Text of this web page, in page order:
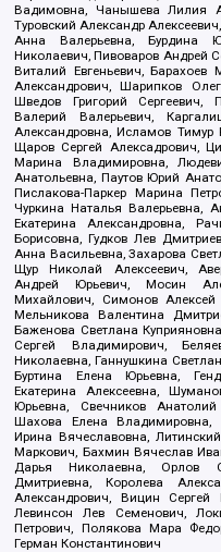
Вадимовна, Чанышева Лилия
Туровский Александр
Анна Валерьевна, Бурдина
Николаевич, Пивоваров Андрей
Виталий Евгеньевич,
Александрович, Шарипков
Шведов Григорий Сергеевич,
Валерий Валерьевич,
Александровна, Исламов Тимур
Щаров Сергей Алексадрович,
Марина Владимировна,
Анатольевна, Паутов Юрий
Пислакова-Паркер Марина
Чуркина Наталья Валерьевна,
Екатерина Александровна,
Борисовна, Гудков Лев
Анна Васильевна, Захарова
Щур Николай Алексеевич,
Андрей Юрьевич, Мосин
Михайлович, Симонов Алексей
Мельникова Валентина
Баженова Светлана
Сергей Владимирович,
Николаевна, Ганнушкина
Буртина Елена Юрьевна,
Екатерина Алексеевна,
Юрьевна, Свечников
Шахова Елена Владимировна,
Ирина Вячеславовна,
Маркович, Бахмин Вячеслав
Дарья Николаевна, Орлов
Дмитриевна, Королева
Александрович, Вицин Сергей
Левинсон Лев Семенович,
Петрович, Полякова Мара
Герман Константинович